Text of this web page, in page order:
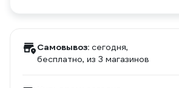
Самовывоз: сегодня,
бесплатно, из 3 магазинов